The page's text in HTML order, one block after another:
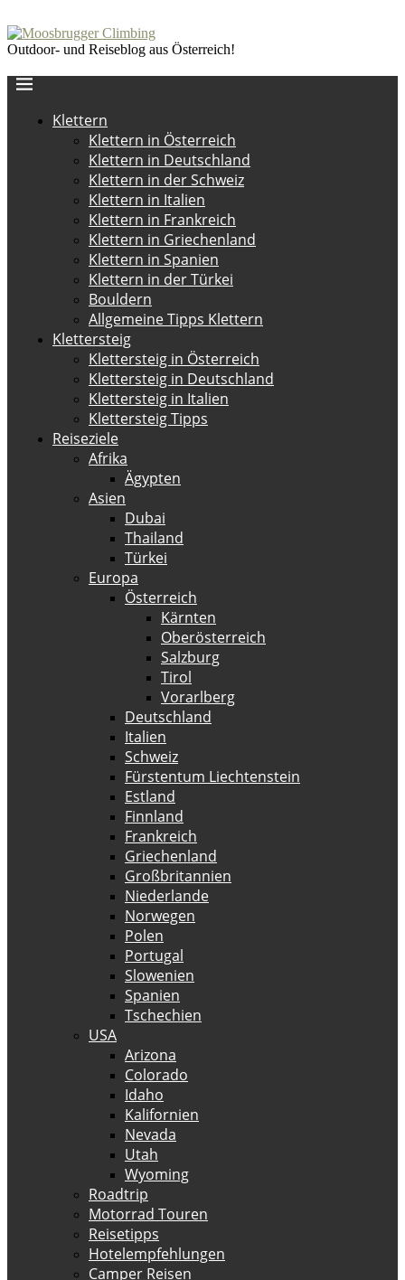
Outdoor- und Reiseblog aus Österreich!
Klettern
Klettern in Österreich
Klettern in Deutschland
Klettern in der Schweiz
Klettern in Italien
Klettern in Frankreich
Klettern in Griechenland
Klettern in Spanien
Klettern in der Türkei
Bouldern
Allgemeine Tipps Klettern
Klettersteig
Klettersteig in Österreich
Klettersteig in Deutschland
Klettersteig in Italien
Klettersteig Tipps
Reiseziele
Afrika
Ägypten
Asien
Dubai
Thailand
Türkei
Europa
Österreich
Kärnten
Oberösterreich
Salzburg
Tirol
Vorarlberg
Deutschland
Italien
Schweiz
Fürstentum Liechtenstein
Estland
Finnland
Frankreich
Griechenland
Großbritannien
Niederlande
Norwegen
Polen
Portugal
Slowenien
Spanien
Tschechien
USA
Arizona
Colorado
Idaho
Kalifornien
Nevada
Utah
Wyoming
Roadtrip
Motorrad Touren
Reisetipps
Hotelempfehlungen
Camper Reisen